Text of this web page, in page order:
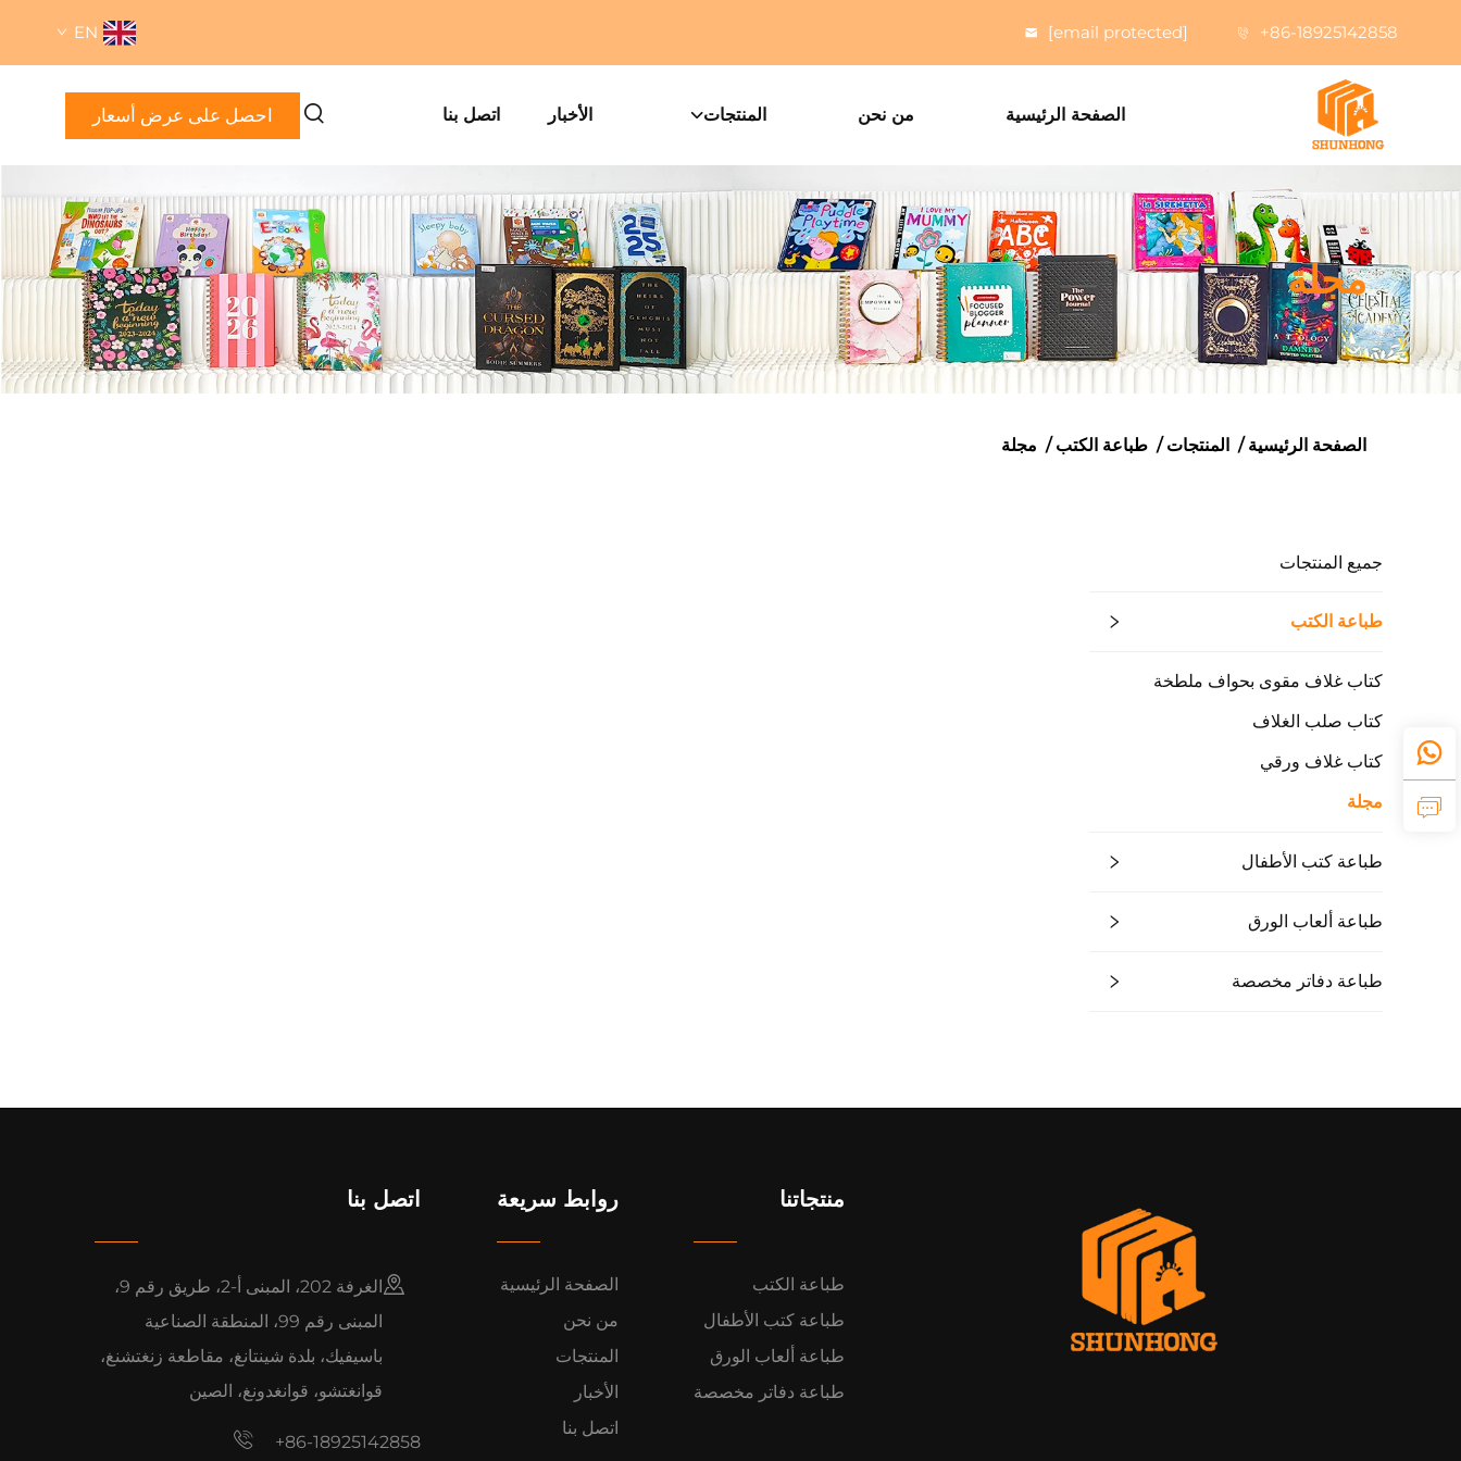
+86-18925142858
[email protected]
EN
الصفحة الرئيسية من نحن المنتجات الأخبار اتصل بنا احصل على عرض أسعار
مجلة
الصفحة الرئيسية/ المنتجات/ طباعة الكتب/ مجلة
جميع المنتجات
طباعة الكتب
كتاب غلاف مقوى بحواف ملطخة
كتاب صلب الغلاف
كتاب غلاف ورقي
مجلة
طباعة كتب الأطفال
طباعة ألعاب الورق
طباعة دفاتر مخصصة
منتجاتنا
طباعة الكتب
طباعة كتب الأطفال
طباعة ألعاب الورق
طباعة دفاتر مخصصة
روابط سريعة
الصفحة الرئيسية
من نحن
المنتجات
الأخبار
اتصل بنا
اتصل بنا
الغرفة 202، المبنى أ-2، طريق رقم 9،
المبنى رقم 99، المنطقة الصناعية
باسيفيك، بلدة شينتانغ، مقاطعة زنغتشنغ،
قوانغتشو، قوانغدونغ، الصين
+86-18925142858